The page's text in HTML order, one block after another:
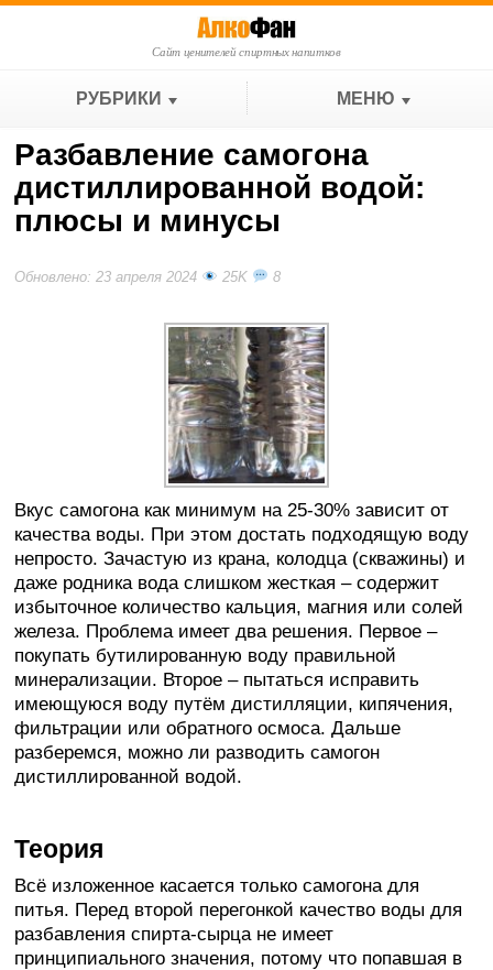
Сайт ценителей спиртных напитков
РУБРИКИ МЕНЮ
Разбавление самогона
дистиллированной водой:
плюсы и минусы
Обновлено: 23 апреля 2024 25K 8
Вкус самогона как минимум на 25-30% зависит от
качества воды. При этом достать подходящую воду
непросто. Зачастую из крана, колодца (скважины) и
даже родника вода слишком жесткая – содержит
избыточное количество кальция, магния или солей
железа. Проблема имеет два решения. Первое –
покупать бутилированную воду правильной
минерализации. Второе – пытаться исправить
имеющуюся воду путём дистилляции, кипячения,
фильтрации или обратного осмоса. Дальше
разберемся, можно ли разводить самогон
дистиллированной водой.
Теория
Всё изложенное касается только самогона для
питья. Перед второй перегонкой качество воды для
разбавления спирта-сырца не имеет
принципиального значения, потому что попавшая в